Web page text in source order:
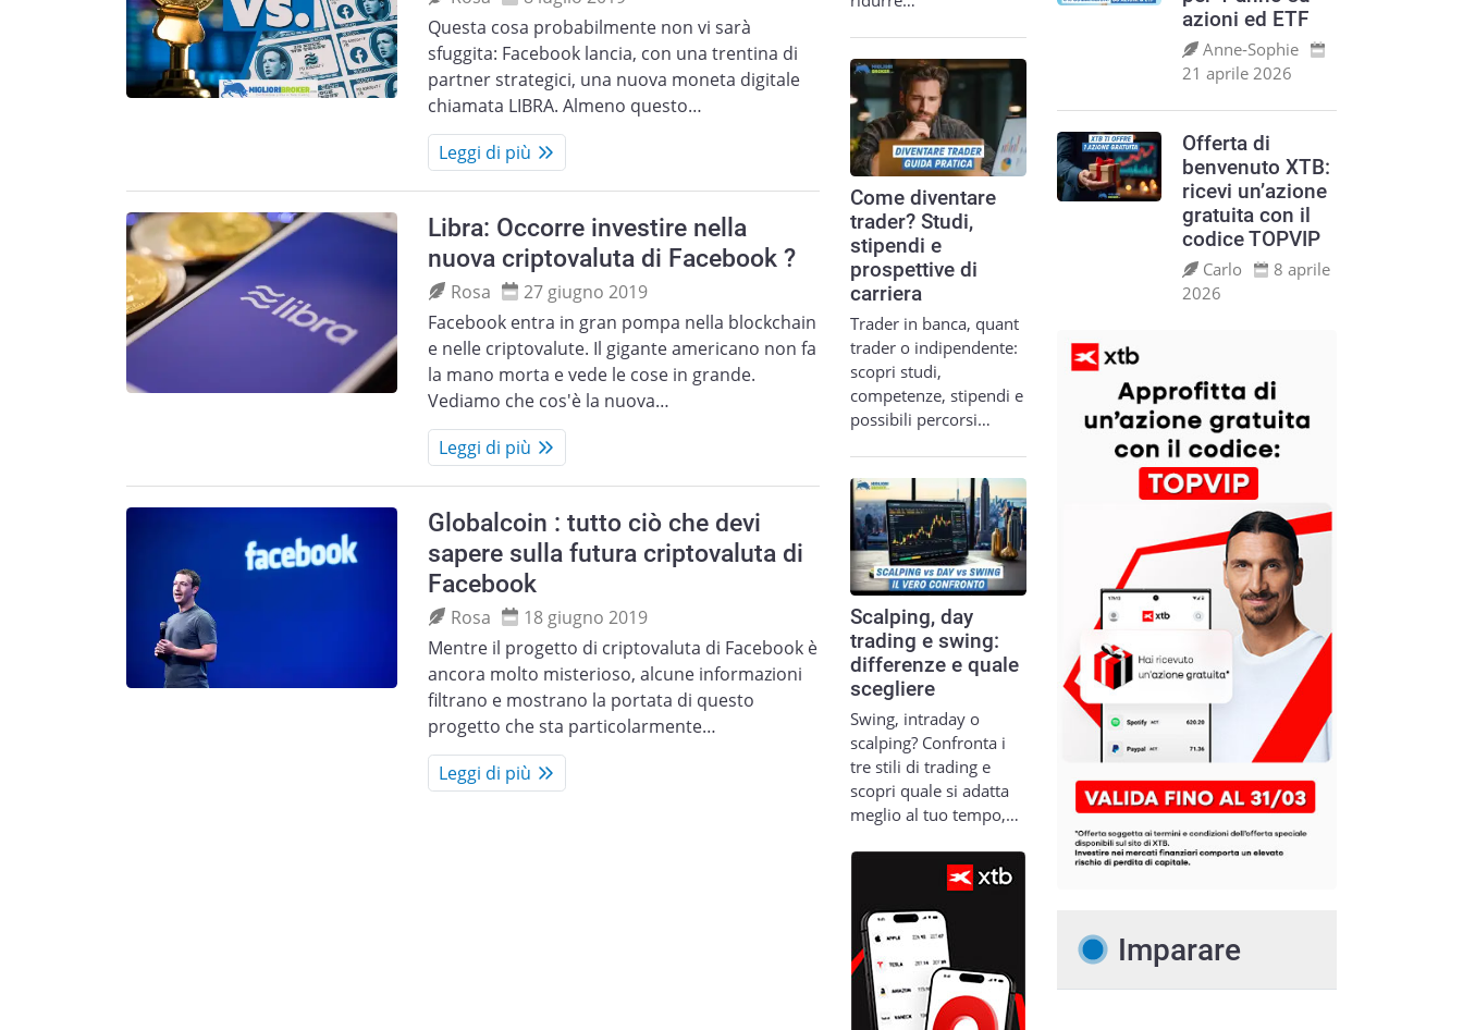
Questa cosa probabilmente non vi sarà
sfuggita: Facebook lancia, con una trentina di
partner strategici, una nuova moneta digitale
chiamata LIBRA. Almeno questo…
Leggi di più
Libra: Occorre investire nella
nuova criptovaluta di Facebook ?
Rosa
27 giugno 2019
Facebook entra in gran pompa nella blockchain
e nelle criptovalute. Il gigante americano non fa
la mano morta e vede le cose in grande.
Vediamo che cos'è la nuova…
Leggi di più
Globalcoin : tutto ciò che devi
sapere sulla futura criptovaluta di
Facebook
Rosa
18 giugno 2019
Mentre il progetto di criptovaluta di Facebook è
ancora molto misterioso, alcune informazioni
filtrano e mostrano la portata di questo
progetto che sta particolarmente…
Leggi di più
Come diventare
trader? Studi,
stipendi e
prospettive di
carriera
Trader in banca, quant
trader o indipendente:
scopri studi,
competenze, stipendi e
possibili percorsi…
Scalping, day
trading e swing:
differenze e quale
scegliere
Swing, intraday o
scalping? Confronta i
tre stili di trading e
scopri quale si adatta
meglio al tuo tempo,…
azioni ed ETF
Anne‑Sophie
21 aprile 2026
Offerta di
benvenuto XTB:
ricevi un’azione
gratuita con il
codice TOPVIP
Carlo
8 aprile
2026
Imparare